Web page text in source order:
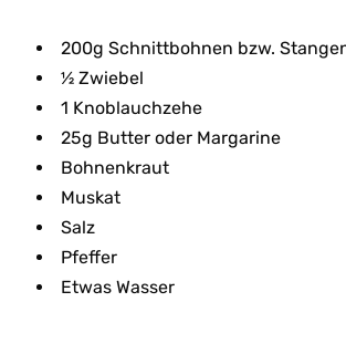
200g Schnittbohnen bzw.
½ Zwiebel
1 Knoblauchzehe
25g Butter oder Margarine
Bohnenkraut
Muskat
Salz
Pfeffer
Etwas Wasser